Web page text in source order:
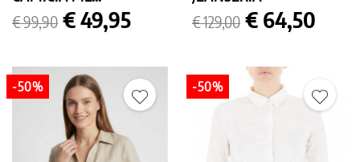
Prezzo
base
€ 99,90 Prezzo
€ 49,95 Prezzo
base
€ 129,00 Prezzo
€ 64,50
-50% -50%